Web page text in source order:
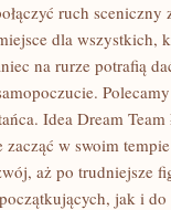
ruch
dla wszystkich,
na rurze potrafią
Idea Dream
zacząć w swoim
aż po trudniejsze
jak i